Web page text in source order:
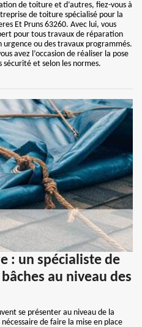
de toiture et d’autres, fiez-vous à
de toiture spécialisé pour la
Et Pruns 63260. Avec lui, vous
pour tous travaux de réparation
ou des travaux programmés.
avez l’occasion de réaliser la pose
et selon les normes.
: un spécialiste de
au niveau des
se présenter au niveau de la
de faire la mise en place